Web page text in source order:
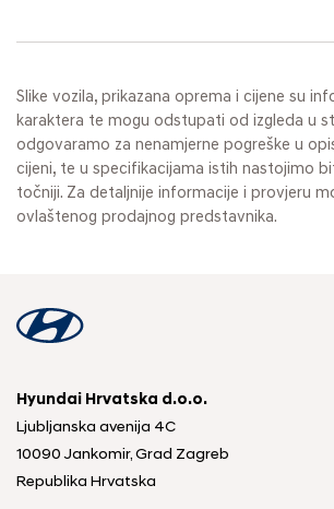
Slike vozila, prikazana oprema i cijene su
karaktera te mogu odstupati od izgleda u
odgovaramo za nenamjerne pogreške u
cijeni, te u specifikacijama istih nastojimo
točniji. Za detaljnije informacije i provjeru
ovlaštenog prodajnog predstavnika.
Hyundai Hrvatska d.o.o.
Ljubljanska avenija 4C
10090 Jankomir, Grad Zagreb
Republika Hrvatska